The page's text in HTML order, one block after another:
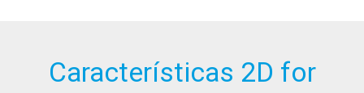
Características 2D for